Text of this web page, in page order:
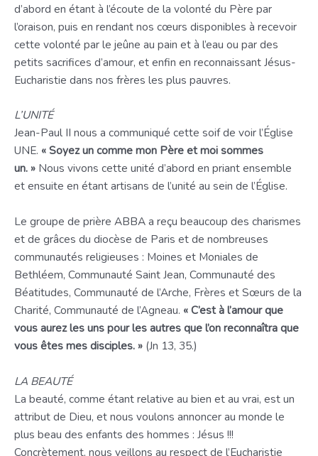
d’abord en étant à l’écoute de la volonté du Père par
l’oraison, puis en rendant nos cœurs disponibles à recevoir
cette volonté par le jeûne au pain et à l’eau ou par des
petits sacrifices d’amour, et enfin en reconnaissant Jésus-
Eucharistie dans nos frères les plus pauvres.
L’UNITÉ
Jean-Paul II nous a communiqué cette soif de voir l’Église
UNE. « Soyez un comme mon Père et moi sommes
un. » Nous vivons cette unité d’abord en priant ensemble
et ensuite en étant artisans de l’unité au sein de l’Église.
Le groupe de prière ABBA a reçu beaucoup des charismes
et de grâces du diocèse de Paris et de nombreuses
communautés religieuses : Moines et Moniales de
Bethléem, Communauté Saint Jean, Communauté des
Béatitudes, Communauté de l’Arche, Frères et Sœurs de la
Charité, Communauté de l’Agneau. « C’est à l’amour que
vous aurez les uns pour les autres que l’on reconnaîtra que
vous êtes mes disciples. » (Jn 13, 35.)
LA BEAUTÉ
La beauté, comme étant relative au bien et au vrai, est un
attribut de Dieu, et nous voulons annoncer au monde le
plus beau des enfants des hommes : Jésus !!!
Concrètement, nous veillons au respect de l’Eucharistie